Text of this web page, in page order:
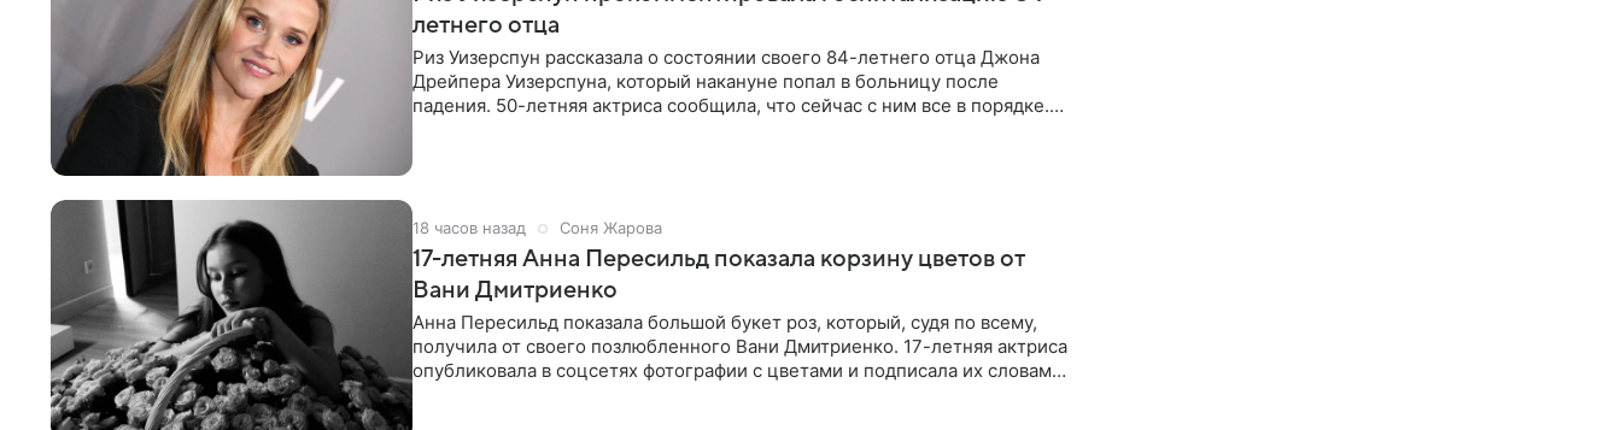
летнего отца
Риз Уизерспун рассказала о состоянии своего 84-летнего отца Джона
Дрейпера Уизерспуна, который накануне попал в больницу после
падения. 50-летняя актриса сообщила, что сейчас с ним все в порядке.
18 часов назад Соня Жарова
17-летняя Анна Пересильд показала корзину цветов от
Вани Дмитриенко
Анна Пересильд показала большой букет роз, который, судя по всему,
получилa от своего позлюбленного Вани Дмитриенко. 17-летняя актриса
опубликовала в соцсетях фотографии с цветами и подписала их словами: